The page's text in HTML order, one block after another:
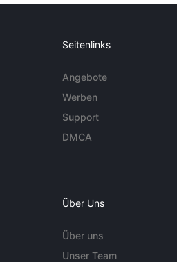
Seitenlinks
Angebote
Werben
Support
DMCA
Über Uns
Über uns
Unser Team